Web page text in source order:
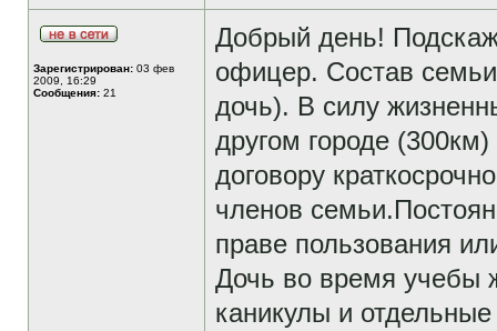
Зарегистрирован: 03 фев
2009, 16:29
Сообщения: 21
Добрый день!
офицер. Состав
дочь). В силу
другом городе
договору
членов
праве пользования
Дочь во время учебы
каникулы и